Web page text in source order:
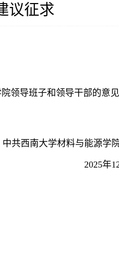
议征求
领导班子和领导干部的意见
。
中共西南大学材料与能源学
2025年